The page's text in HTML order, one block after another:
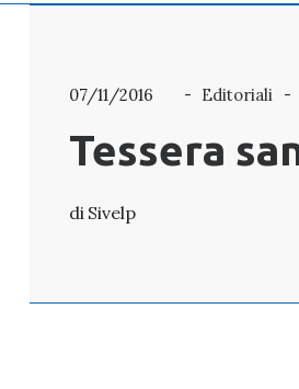
07/11/2016 Editoriali
Tessera
Sivelp